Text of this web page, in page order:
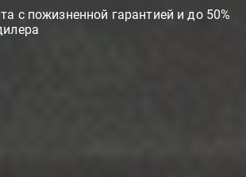
с пожизненной гарантией и до 50%